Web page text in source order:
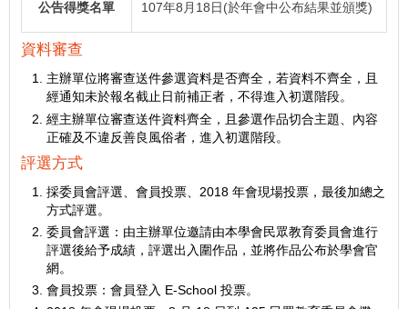
公告得獎名單 107年8月18日(於年會中公布結果並頒獎)
資料審查
主辦單位將審查送件參選資料是否齊全，若資料不齊全，且
經通知未於報名截止日前補正者，不得進入初選階段。
經主辦單位審查送件資料齊全，且參選作品切合主題、內容
正確及不違反善良風俗者，進入初選階段。
評選方式
採委員會評選、會員投票、2018 年會現場投票，最後加總之
方式評選。
委員會評選：由主辦單位邀請由本學會民眾教育委員會進行
評選後給予成績，評選出入圍作品，並將作品公布於學會官
網。
會員投票：會員登入 E-School 投票。